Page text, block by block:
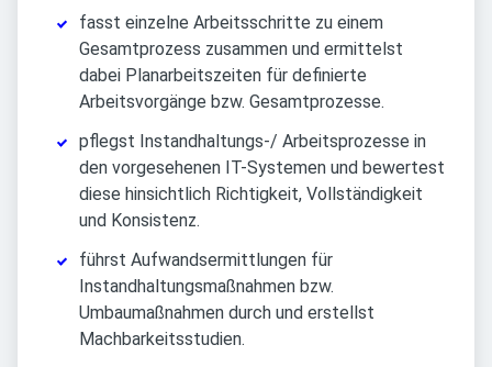
fasst einzelne Arbeitsschritte zu einem
Gesamtprozess zusammen und ermittelst
dabei Planarbeitszeiten für definierte
Arbeitsvorgänge bzw. Gesamtprozesse.
pflegst Instandhaltungs-/ Arbeitsprozesse in
den vorgesehenen IT-Systemen und bewertest
diese hinsichtlich Richtigkeit, Vollständigkeit
und Konsistenz.
führst Aufwandsermittlungen für
Instandhaltungsmaßnahmen bzw.
Umbaumaßnahmen durch und erstellst
Machbarkeitsstudien.